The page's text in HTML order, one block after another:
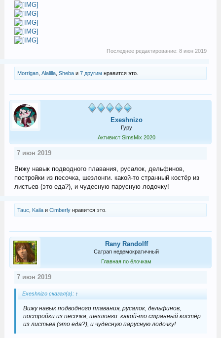
Последнее редактирование:8 июн 2019
Morrigan, Alalilla, Shebaи 7 другим нравится это.
Exeshnizo
Гуру
Активист SimsMix 2020
7 июн 2019
Вижу навык подводного плавания, русалок, дельфинов,
постройки из песочка, шезлонги. какой-то странный костёр из
листьев (это еда?), и чудесную парусную лодочку!
Tauc, Kailaи Cimberlyнравится это.
Rany Randolff
Сатрап недемократичный
Главная по ёлочкам
7 июн 2019
Exeshnizo сказал(а): ↑
Вижу навык подводного плавания, русалок, дельфинов,
постройки из песочка, шезлонги. какой-то странный костёр
из листьев (это еда?), и чудесную парусную лодочку!